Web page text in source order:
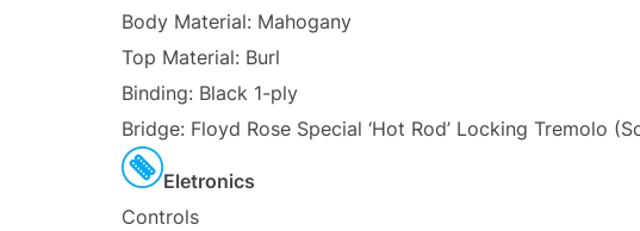
Body Material: Mahogany
Top Material: Burl
Binding: Black 1-ply
Bridge: Floyd Rose Special ‘Hot Rod’ Locking Tremolo
Eletronics
Controls